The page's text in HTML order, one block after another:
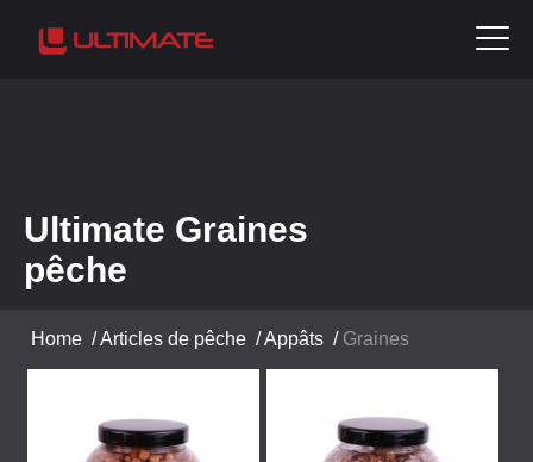
Ultimate Graines
pêche
Home /Articles de pêche /Appâts / Graines